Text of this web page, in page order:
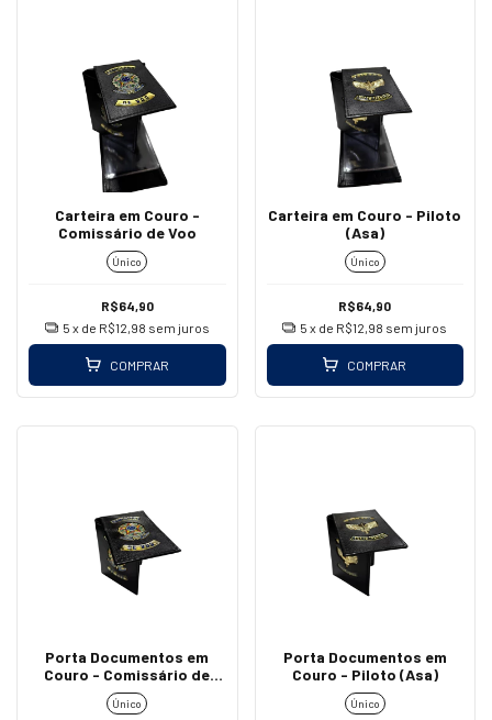
Carteira em Couro -
Comissário de Voo
Único
R$64,90
5 x de R$12,98 sem juros
COMPRAR
Carteira em Couro - Piloto
(Asa)
Único
R$64,90
5 x de R$12,98 sem juros
COMPRAR
Porta Documentos em
Couro - Comissário de
Voo
Único
Porta Documentos em
Couro - Piloto (Asa)
Único